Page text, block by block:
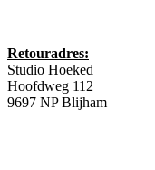
Retouradres:
Studio Hoeked
Hoofdweg 112
9697 NP Blijham